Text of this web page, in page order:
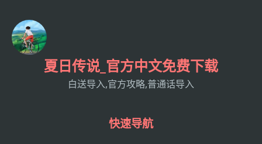
夏日传说_官方中文免费下载
白送导入,官方攻略,普通话导入
快速导航